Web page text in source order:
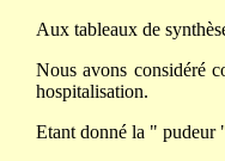
Aux tableaux de
Nous avons considéré
hospitalisation.
Etant donné la " pudeur